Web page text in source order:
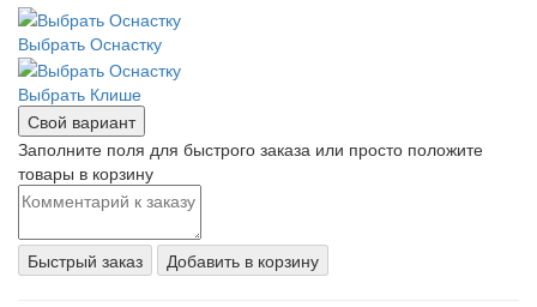
Выбрать Оснастку
Выбрать Клише
Свой вариант
Заполните поля для быстрого заказа или просто положите
товары в корзину
Быстрый заказ Добавить в корзину